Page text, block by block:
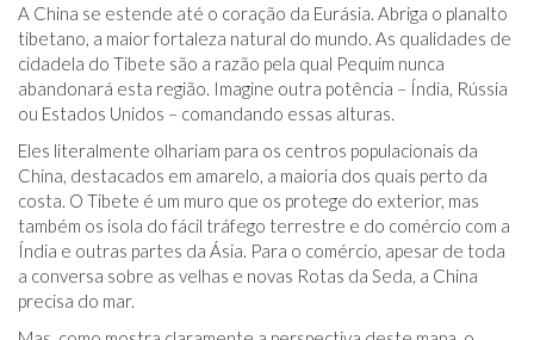
A China se estende até o coração da Eurásia. Abriga o planalto
tibetano, a maior fortaleza natural do mundo. As qualidades de
cidadela do Tibete são a razão pela qual Pequim nunca
abandonará esta região. Imagine outra potência – Índia, Rússia
ou Estados Unidos – comandando essas alturas.
Eles literalmente olhariam para os centros populacionais da
China, destacados em amarelo, a maioria dos quais perto da
costa. O Tibete é um muro que os protege do exterior, mas
também os isola do fácil tráfego terrestre e do comércio com a
Índia e outras partes da Ásia. Para o comércio, apesar de toda
a conversa sobre as velhas e novas Rotas da Seda, a China
precisa do mar.